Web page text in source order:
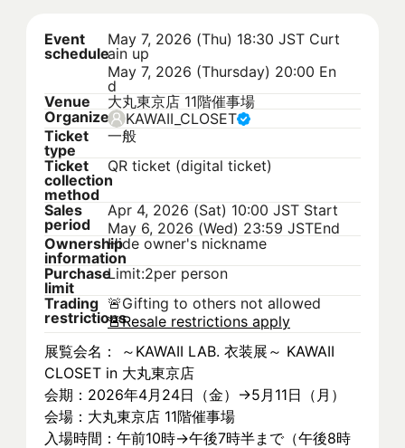
Event
schedule
May 7, 2026 (Thu) 18:30 JST Curt
ain up
May 7, 2026 (Thursday) 20:00 En
d
Venue
大丸東京店 11階催事場
Organizer KAWAII_CLOSET
Ticket
type
一般
Ticket
collection
method
QR ticket (digital ticket)
Sales
period
Apr 4, 2026 (Sat) 10:00 JST Start
May 6, 2026 (Wed) 23:59 JSTEnd
Ownership
information
Hide owner's nickname
Purchase
limit
Limit:2per person
Trading
restrictions
🚨Gifting to others not allowed
🚨Resale restrictions apply
展覧会名： ～KAWAII LAB. 衣装展～ KAWAII
CLOSET in 大丸東京店
会期：2026年4月24日（金）→5月11日（月）
会場：大丸東京店 11階催事場
入場時間：午前10時→午後7時半まで（午後8時